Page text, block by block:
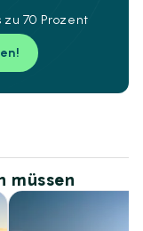
70 Prozent
müssen